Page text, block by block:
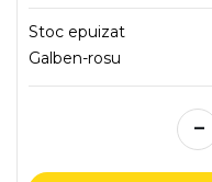
Stoc epuizat
Galben-rosu
-